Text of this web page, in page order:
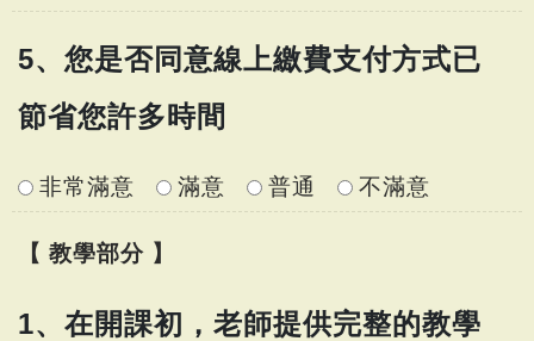
5、您是否同意線上繳費支付方式已
節省您許多時間
非常滿意 滿意 普通 不滿意
【 教學部分 】
1、在開課初，老師提供完整的教學